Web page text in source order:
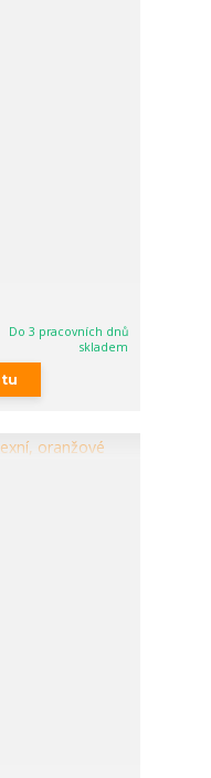
Do 3 pracovních dnů
skladem